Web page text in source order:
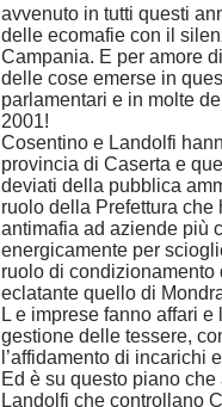
avvenuto in tutti questi
delle ecomafie con il
Campania. E per amore
delle cose emerse in
parlamentari e in molte
2001!
Cosentino e Landolfi
provincia di Caserta e
deviati della pubblica
ruolo della Prefettura
antimafia ad aziende più
energicamente per
ruolo di
eclatante quello di
L e imprese fanno affari
gestione delle tessere,
l’affidamento di incarichi
Ed è su questo piano
Landolfi che controllano